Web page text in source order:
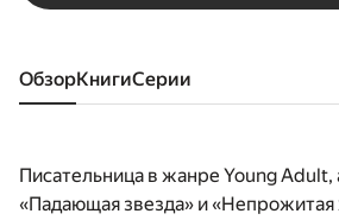
Обзор книги серии
Писательница в жанре Young
«Падающая звезда» и